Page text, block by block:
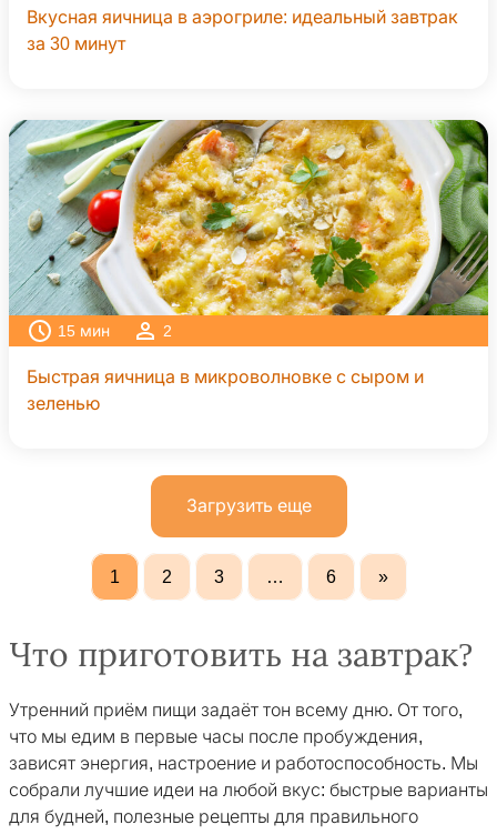
Вкусная яичница в аэрогриле: идеальный завтрак
за 30 минут
15 мин 2
Быстрая яичница в микроволновке с сыром и
зеленью
Загрузить еще
1 2 3 … 6 »
Что приготовить на завтрак?
Утренний приём пищи задаёт тон всему дню. От того,
что мы едим в первые часы после пробуждения,
зависят энергия, настроение и работоспособность. Мы
собрали лучшие идеи на любой вкус: быстрые варианты
для будней, полезные рецепты для правильного